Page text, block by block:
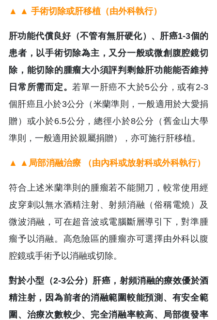
▲ ▲ 手術切除或肝移植（由外科執行）
肝功能代償良好（不管有無肝硬化）、肝癌1-3個的
患者，以手術切除為主，又分一般或微創腹腔鏡切
除，能切除的腫瘤大小須評判剩餘肝功能能否維持
日常所需而定。 若單一肝癌不大於5公分，或有2-3
個肝癌且小於3公分（米蘭準則，一般適用於大愛捐
贈）或小於6.5公分，總徑小於8公分（舊金山大學
準則，一般適用於親屬捐贈），亦可施行肝移植。
▲ ▲局部消融治療 （由內科或放射科或外科執行）
符合上述米蘭準則的腫瘤若不能開刀，較常使用經
皮穿刺以無水酒精注射、射頻消融（俗稱電燒）及
微波消融，可在超音波或電腦斷層導引下，對準腫
瘤予以消融。高危險區的腫瘤亦可選擇由外科以腹
腔鏡或手術予以消融或切除。
對於小型（2-3公分）肝癌，射頻消融的療效優於酒
精注射，因為前者的消融範圍較能預測、有安全範
圍、治療次數較少、完全消融率較高、局部復發率